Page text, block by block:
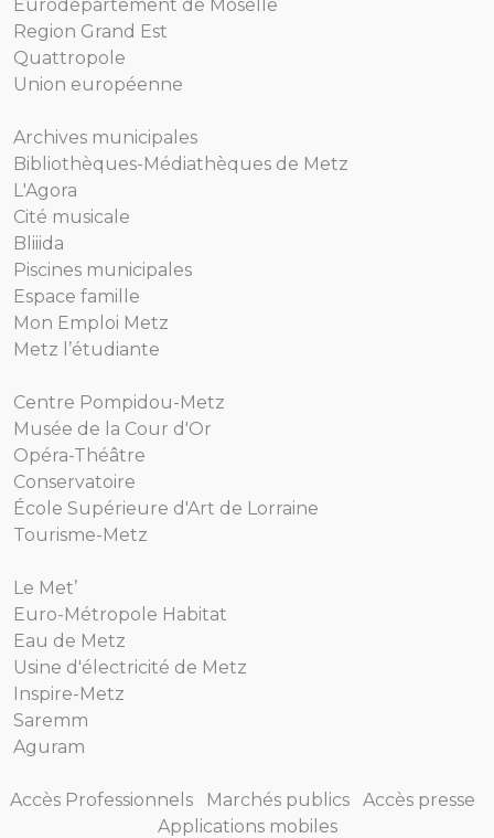
Eurodépartement de Moselle
Region Grand Est
Quattropole
Union européenne
Archives municipales
Bibliothèques-Médiathèques de Metz
L'Agora
Cité musicale
Bliiida
Piscines municipales
Espace famille
Mon Emploi Metz
Metz l’étudiante
Centre Pompidou-Metz
Musée de la Cour d'Or
Opéra-Théâtre
Conservatoire
École Supérieure d'Art de Lorraine
Tourisme-Metz
Le Met’
Euro-Métropole Habitat
Eau de Metz
Usine d'électricité de Metz
Inspire-Metz
Saremm
Aguram
Accès Professionnels Marchés publics
Accès presse
Applications mobiles